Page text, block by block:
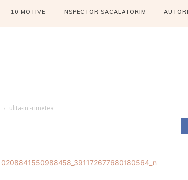
10 MOTIVE INSPECTOR SACALATORIM AUTORI
ulita-in -rimetea